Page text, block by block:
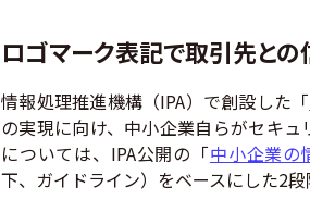
ロゴマーク表記で取引先と
情報処理推進機構（IPA）で創設した「
の実現に向け、中小企業自らがセキ
については、IPA公開の「中小企業の
下、ガイドライン）をベースにした2